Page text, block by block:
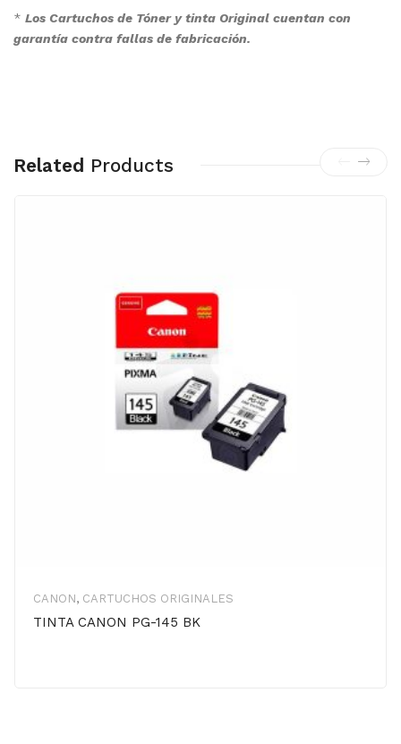
* Los Cartuchos de Tóner y tinta Original cuentan con
garantía contra fallas de fabricación.
Related Products
CANON, CARTUCHOS ORIGINALES
TINTA CANON PG-145 BK